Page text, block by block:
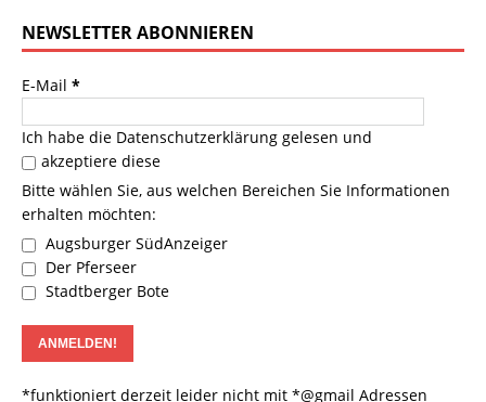
NEWSLETTER ABONNIEREN
E-Mail *
Ich habe die Datenschutzerklärung gelesen und
akzeptiere diese
Bitte wählen Sie, aus welchen Bereichen Sie Informationen
erhalten möchten:
Augsburger SüdAnzeiger
Der Pferseer
Stadtberger Bote
*funktioniert derzeit leider nicht mit *@gmail Adressen